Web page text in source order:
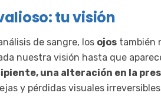
tu visión
de sangre, los ojos también
nuestra visión hasta que
una alteración en la
y pérdidas visuales